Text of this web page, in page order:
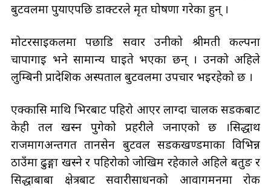
बुटवलमा पुर्याएपछि डाक्टरले मृत घोषणा गरेका हुन् ।
मोटरसाइकलमा पछाडि सवार उनीको श्रीमती कल्पना
चापागाई भने सामान्य घाइते भएका छन् । उनको अहिले
लुम्बिनी प्रादेशिक अस्पताल बुटवलमा उपचार भइरहेको छ ।
एक्कासि माथि भिरबाट पहिरो आएर लाग्दा चालक सडकबाट
केही तल खस्न पुगेको प्रहरीले जनाएको छ ।सिद्धार्थ
राजमार्गअन्तर्गत तानसेन बुटवल सडकखण्डमाका विभिन्न
ठाउँमा ढुङ्गा खस्ने र पहिरोको जोखिम रहेकाले अहिले बर्तुङ र
सिद्धाबाबा क्षेत्रबाट सवारीसाधनको आवागमनमा रोक